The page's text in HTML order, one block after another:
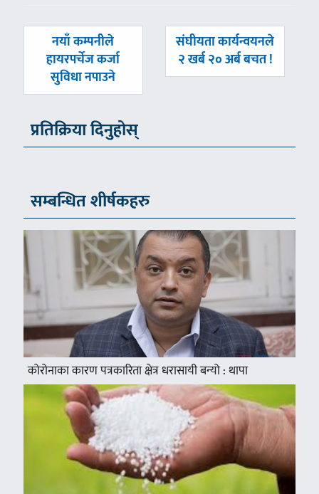
पछिल्लाे
-
नयाँ कम्पनीले
हायरपर्चेज कर्जा
सुविधा नपाउने
अघिल्लाे
संघीयता कार्यन्वयनले
२ खर्ब २० अर्ब बचत !
प्रतिक्रिया दिनुहोस्
सम्बन्धित शीर्षकहरु
कोरोनाका कारण पत्रकारिता क्षेत्र धरासायी बन्यो : थापा